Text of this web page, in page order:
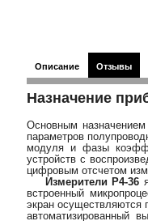
Описание Отзывы
Назначение
Основным назначением
параметров
модуля и фазы
устройств с
цифровым отсчетом
Измерители Р4-36
встроенный
экран осуществляются
автоматизированный